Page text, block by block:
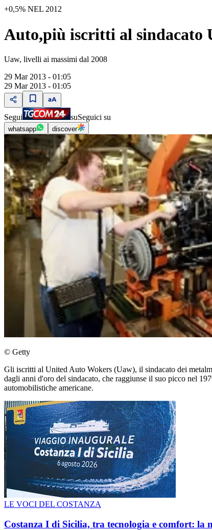
+0,5% NEL 2012
Auto,più iscritti al sindacato
Uaw, livelli ai massimi dal 2008
29 Mar 2013 - 01:05
29 Mar 2013 - 01:05
Segui suSeguici su
whatsapp discover
© Getty
Gli iscritti al United Auto Wokers (Uaw), il sindacato dei
dagli anni d'oro del sindacato, che raggiunse il suo picco nel
automobilistiche americane.
LE VOCI DEL COSTANZA
Costanza I di Sicilia, tra tecnologia e comfort: la